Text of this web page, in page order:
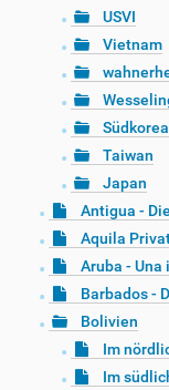
USVI
Vietnam
Südkorea
Taiwan
Japan
Antigua -
Aquila
Aruba -
Barbados -
Bolivien
Im
Im